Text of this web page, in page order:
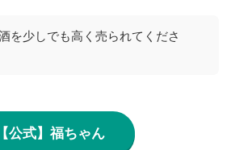
を少しでも高く売られてくださ
【公式】福ちゃん